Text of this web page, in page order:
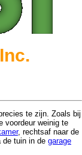
te zijn. Zoals bij
voordeur weinig te
, rechtsaf naar de
de tuin in de garage